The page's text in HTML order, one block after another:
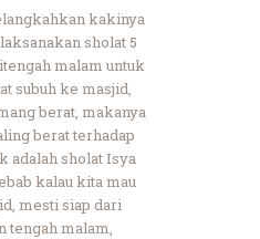
kakinya
sholat 5
malam untuk
subuh ke masjid,
berat, makanya
berat terhadap
adalah sholat Isya
kalau kita mau
mesti siap dari
tengah malam,